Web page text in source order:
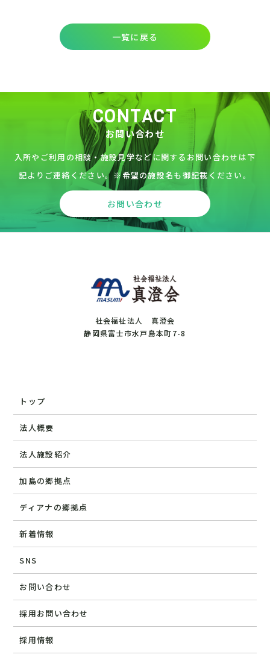
一覧に戻る
CONTACT
お問い合わせ
入所やご利用の相談・施設見学などに関するお問い合わせは下
記よりご連絡ください。※希望の施設名も御記載ください。
お問い合わせ
社会福祉法人 真澄会
静岡県富士市水戸島本町7-8
トップ
法人概要
法人施設紹介
加島の郷拠点
ディアナの郷拠点
新着情報
SNS
お問い合わせ
採用お問い合わせ
採用情報